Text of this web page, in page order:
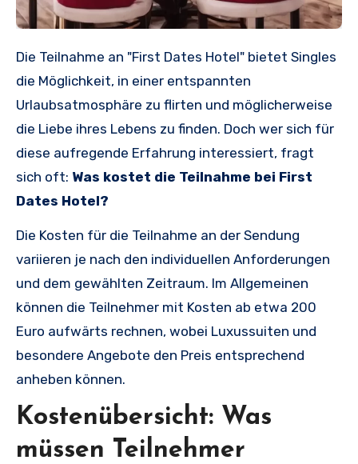
Die Teilnahme an "First Dates Hotel" bietet Singles
die Möglichkeit, in einer entspannten
Urlaubsatmosphäre zu flirten und möglicherweise
die Liebe ihres Lebens zu finden. Doch wer sich für
diese aufregende Erfahrung interessiert, fragt
sich oft: Was kostet die Teilnahme bei First
Dates Hotel?
Die Kosten für die Teilnahme an der Sendung
variieren je nach den individuellen Anforderungen
und dem gewählten Zeitraum. Im Allgemeinen
können die Teilnehmer mit Kosten ab etwa 200
Euro aufwärts rechnen, wobei Luxussuiten und
besondere Angebote den Preis entsprechend
anheben können.
Kostenübersicht: Was
müssen Teilnehmer